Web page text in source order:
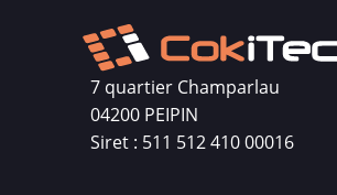
7 quartier Champarlau
04200 PEIPIN
Siret : 511 512 410 00016